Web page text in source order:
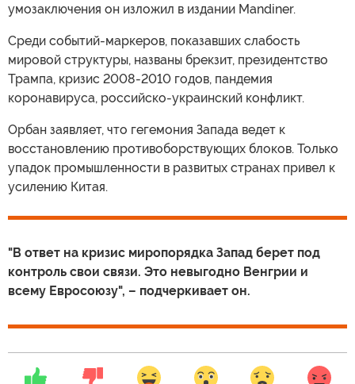
умозаключения он изложил в издании Mandiner.
Среди событий-маркеров, показавших слабость
мировой структуры, названы брекзит, президентство
Трампа, кризис 2008-2010 годов, пандемия
коронавируса, российско-украинский конфликт.
Орбан заявляет, что гегемония Запада ведет к
восстановлению противоборствующих блоков. Только
упадок промышленности в развитых странах привел к
усилению Китая.
"В ответ на кризис миропорядка Запад берет под
контроль свои связи. Это невыгодно Венгрии и
всему Евросоюзу", – подчеркивает он.